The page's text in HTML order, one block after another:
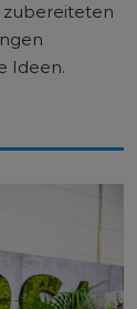
zubereiteten
Ideen.